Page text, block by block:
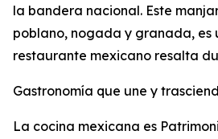
la bandera nacional. Este
poblano, nogada y granada, es
restaurante mexicano resalta
Gastronomía que une y
La cocina mexicana es